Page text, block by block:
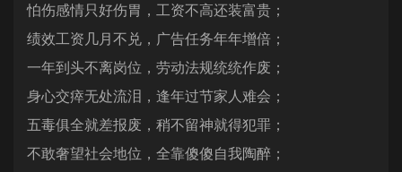
怕伤感情只好伤胃，工资不高还装富贵；
绩效工资几月不兑，广告任务年年增倍；
一年到头不离岗位，劳动法规统统作废；
身心交瘁无处流泪，逢年过节家人难会；
五毒俱全就差报废，稍不留神就得犯罪；
不敢奢望社会地位，全靠傻傻自我陶醉；